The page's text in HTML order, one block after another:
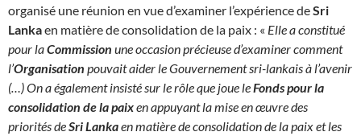
organisé une réunion en vue d’examiner l’expérience deSri
Lankaen matière de consolidation de la paix : « Elle a constitué
pour laCommission une occasion précieuse d’examiner comment
l’Organisation pouvait aider le Gouvernement sri-lankais à l’avenir
(…) On a également insisté sur le rôle que joue leFonds pour la
consolidation de la paixen appuyant la mise en œuvre des
priorités deSri Lankaen matière de consolidation de la paix et les